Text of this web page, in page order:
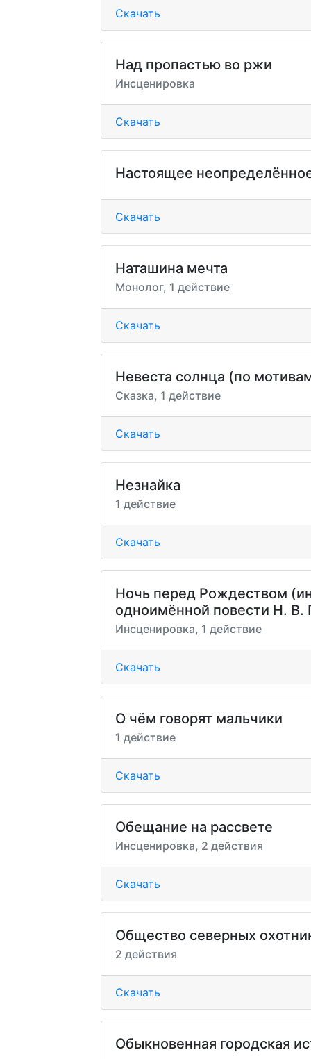
Скачать
Над пропастью во ржи
Инсценировка
Скачать
Настоящее
Скачать
Наташина мечта
Монолог, 1 действие
Скачать
Невеста солнца (по
Сказка, 1 действие
Скачать
Незнайка
1 действие
Скачать
Ночь перед Рождеством
одноимённой повести Н. В.
Инсценировка, 1 действие
Скачать
О чём говорят мальчики
1 действие
Скачать
Обещание на рассвете
Инсценировка, 2 действия
Скачать
Общество северных
2 действия
Скачать
Обыкновенная городская